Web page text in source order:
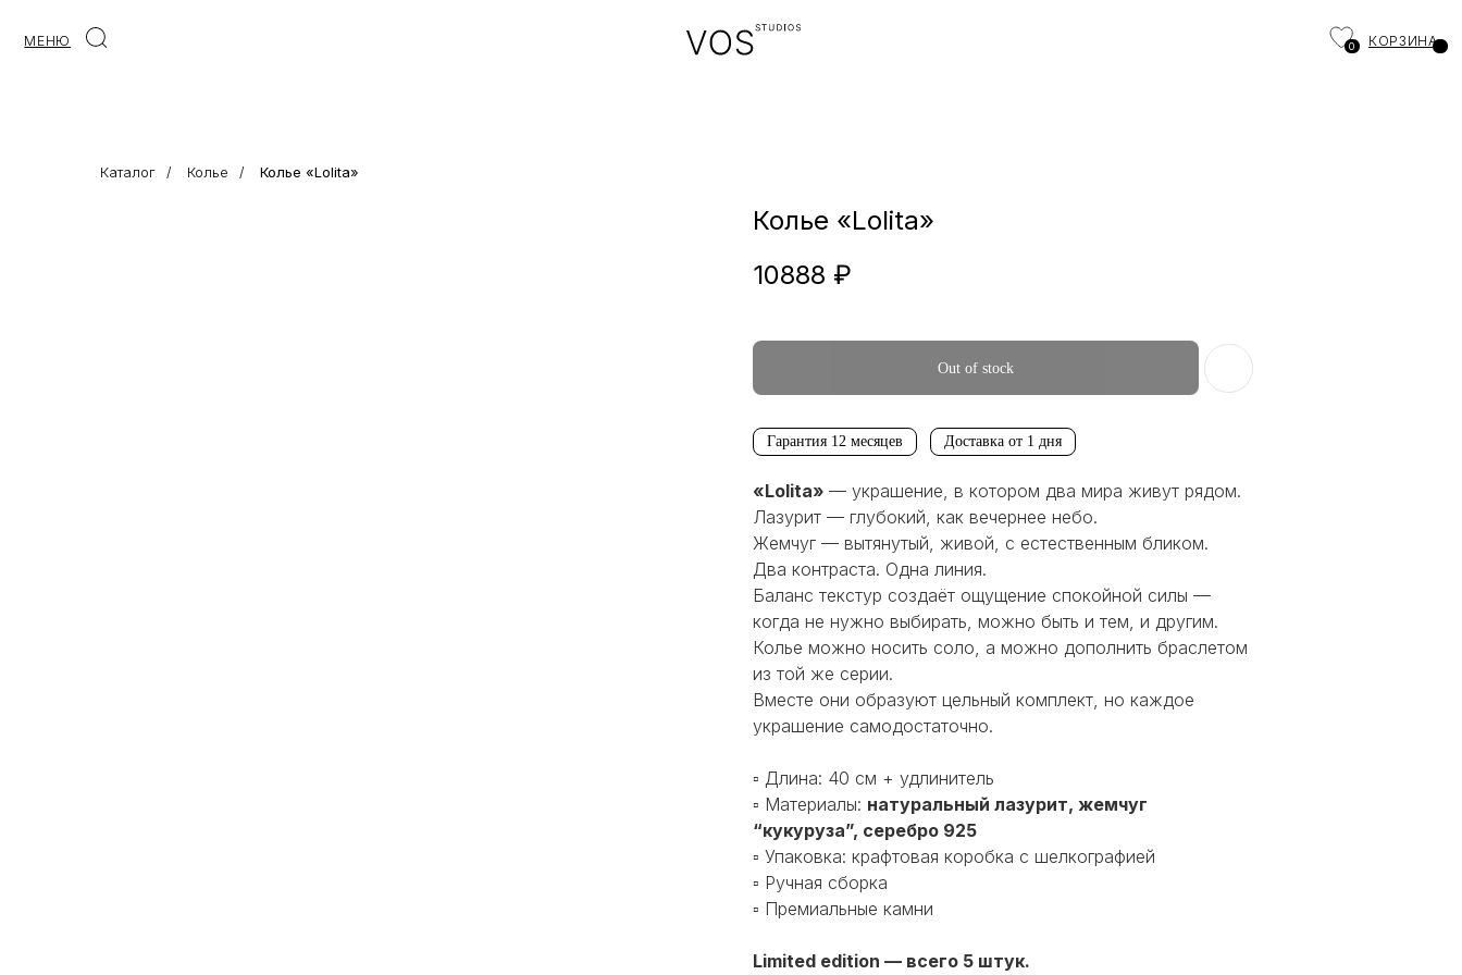
МЕНЮ
Каталог / Колье / Колье «Lolita»
Колье «Lolita»
10888 ₽
Out of stock
Гарантия 12 месяцев Доставка от 1 дня
«Lolita» — украшение, в котором два мира живут рядом.
Лазурит — глубокий, как вечернее небо.
Жемчуг — вытянутый, живой, с естественным бликом.
Два контраста. Одна линия.
Баланс текстур создаёт ощущение спокойной силы —
когда не нужно выбирать, можно быть и тем, и другим.
Колье можно носить соло, а можно дополнить браслетом
из той же серии.
Вместе они образуют цельный комплект, но каждое
украшение самодостаточно.
▫️ Длина: 40 см + удлинитель
▫️ Материалы: натуральный лазурит, жемчуг
“кукуруза”, серебро 925
▫️ Упаковка: крафтовая коробка с шелкографией
▫️ Ручная сборка
▫️ Премиальные камни
Limited edition — всего 5 штук.